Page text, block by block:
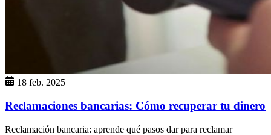
18 feb. 2025
Reclamaciones bancarias: Cómo recuperar tu dinero
Reclamación bancaria: aprende qué pasos dar para reclamar